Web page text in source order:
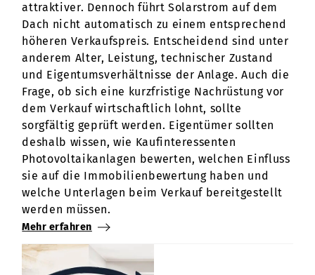
attraktiver. Dennoch führt Solarstrom auf dem
Dach nicht automatisch zu einem entsprechend
höheren Verkaufspreis. Entscheidend sind unter
anderem Alter, Leistung, technischer Zustand
und Eigentumsverhältnisse der Anlage. Auch die
Frage, ob sich eine kurzfristige Nachrüstung vor
dem Verkauf wirtschaftlich lohnt, sollte
sorgfältig geprüft werden. Eigentümer sollten
deshalb wissen, wie Kaufinteressenten
Photovoltaikanlagen bewerten, welchen Einfluss
sie auf die Immobilienbewertung haben und
welche Unterlagen beim Verkauf bereitgestellt
werden müssen.
Mehr erfahren